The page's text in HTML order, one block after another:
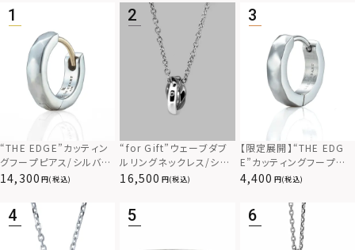
“THE EDGE”カッティン
グフープピアス/シルバー
925
14,300 (税込)
“for Gift”ウェーブダブ
ルリングネックレス/シル
バー×ブラック/シルバー
16,500 (税込)
【限定展開】“THE EDG
E”カッティングフープピ
アス/サージカルステンレ
4,400 (税込)